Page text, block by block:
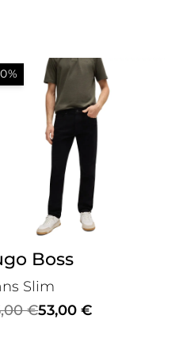
Boss
Slim
€53,00 €